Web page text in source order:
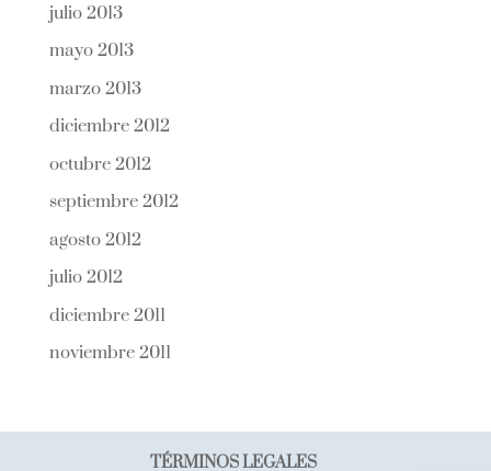
julio 2013
mayo 2013
marzo 2013
diciembre 2012
octubre 2012
septiembre 2012
agosto 2012
julio 2012
diciembre 2011
noviembre 2011
TÉRMINOS LEGALES